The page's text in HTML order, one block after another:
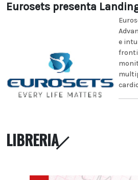
Eurosets presenta
e
LIBRERIA